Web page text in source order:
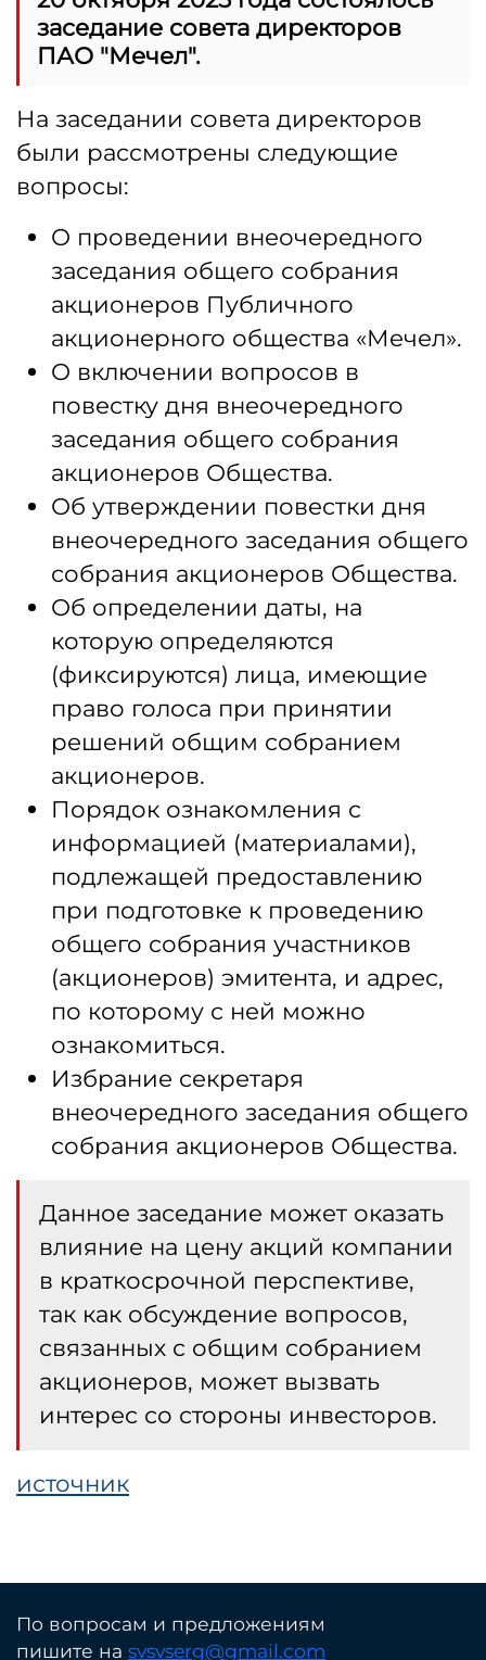
заседание совета директоров
ПАО "Мечел".
На заседании совета директоров
были рассмотрены следующие
вопросы:
О проведении внеочередного
заседания общего собрания
акционеров Публичного
акционерного общества «Мечел».
О включении вопросов в
повестку дня внеочередного
заседания общего собрания
акционеров Общества.
Об утверждении повестки дня
внеочередного заседания общего
собрания акционеров Общества.
Об определении даты, на
которую определяются
(фиксируются) лица, имеющие
право голоса при принятии
решений общим собранием
акционеров.
Порядок ознакомления с
информацией (материалами),
подлежащей предоставлению
при подготовке к проведению
общего собрания участников
(акционеров) эмитента, и адрес,
по которому с ней можно
ознакомиться.
Избрание секретаря
внеочередного заседания общего
собрания акционеров Общества.
Данное заседание может оказать
влияние на цену акций компании
в краткосрочной перспективе,
так как обсуждение вопросов,
связанных с общим собранием
акционеров, может вызвать
интерес со стороны инвесторов.
источник
По вопросам и предложениям
пишите на svsvserg@gmail.com